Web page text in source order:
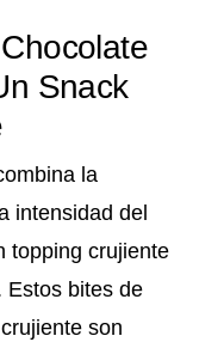
Snack
la
intensidad del
topping crujiente
Estos bites de
son